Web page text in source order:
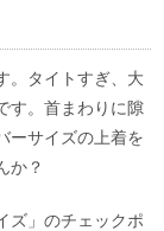
。タイトすぎ、大
す。首まわりに隙
ーサイズの上着を
か？
ズ」のチェックポ